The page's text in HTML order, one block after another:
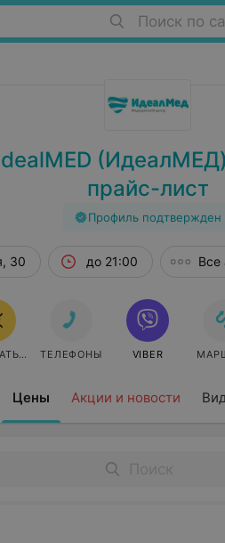
Поиск по
прайс-лист
Профиль подтвержден
Цены Акции и новости
30 до 21:00 Все
ОНЛАЙН
ТЕЛЕФОНЫ VIBER